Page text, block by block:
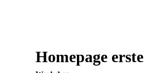
Homepage